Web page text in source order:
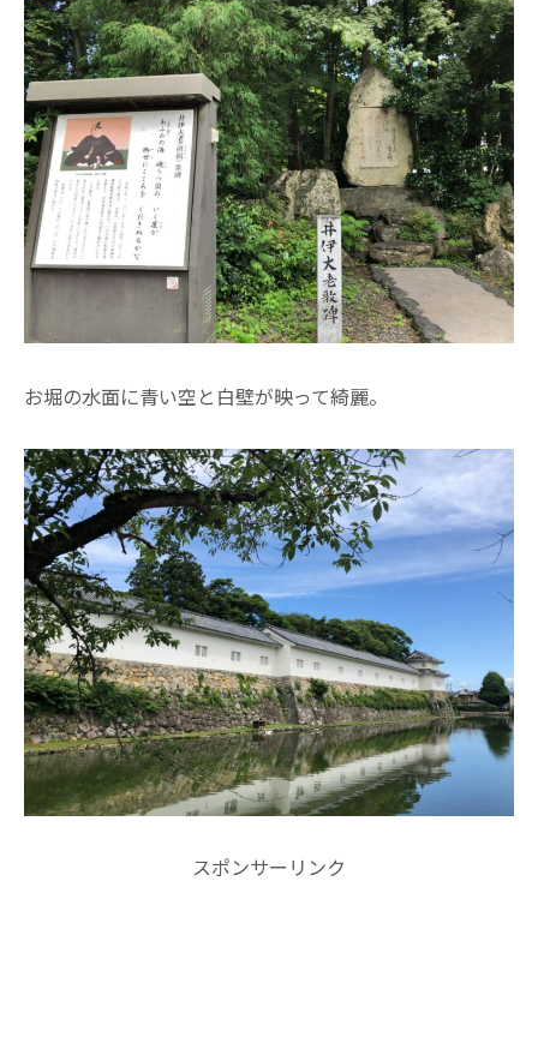
お堀の水面に青い空と白壁が映って綺麗。
スポンサーリンク